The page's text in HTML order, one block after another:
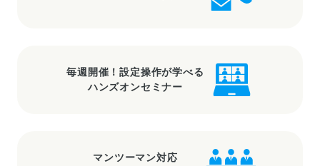
毎週開催！設定操作が学べる
ハンズオンセミナー
マンツーマン対応